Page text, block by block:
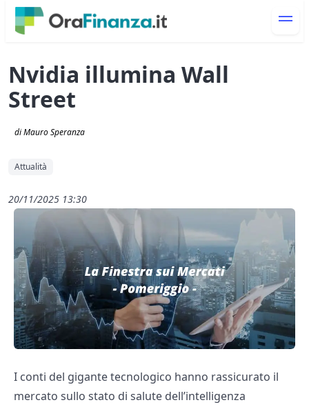
Nvidia illumina Wall
Street
di Mauro Speranza
Attualità
20/11/2025 13:30
I conti del gigante tecnologico hanno rassicurato il
mercato sullo stato di salute dell’intelligenza